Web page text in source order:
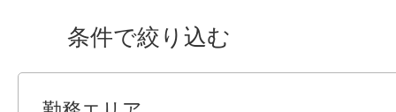
条件で絞り込む